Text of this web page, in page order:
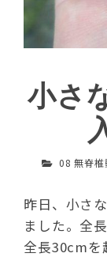
小さ
08 無脊椎
昨日、小さ
ました。全
全長30cmを